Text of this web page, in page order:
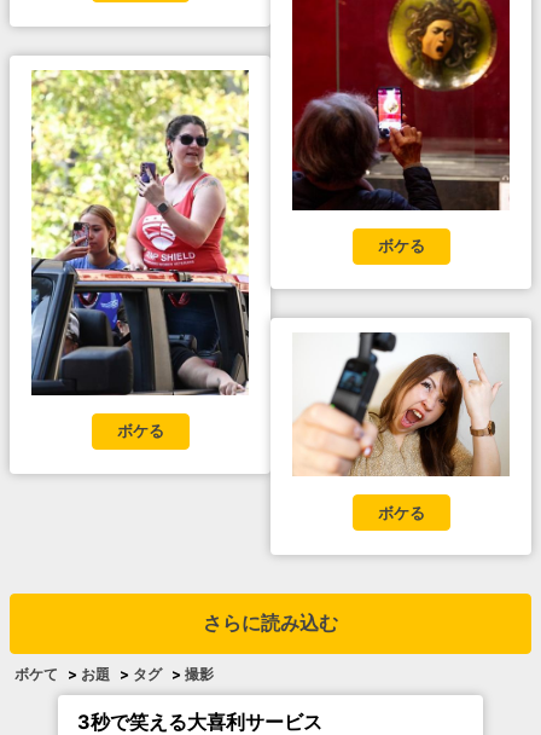
ボケる
ボケる
ボケる
さらに読み込む
ボケて > お題 > タグ > 撮影
3秒で笑える大喜利サービス